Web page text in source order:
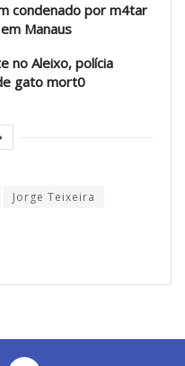
condenado por m4tar
Manaus
no Aleixo, polícia
gato mort0
Jorge Teixeira